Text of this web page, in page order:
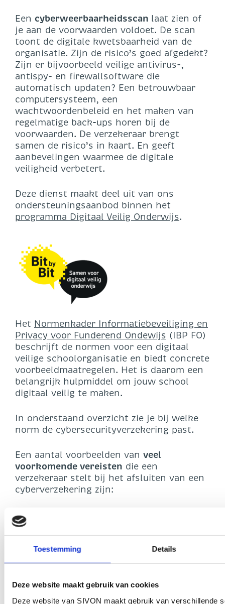
Toestemming Details
Deze website maakt gebruik van cookies
Deze website van SIVON maakt gebruik van verschillende
Een cyberweerbaarheidsscan laat zien of
je aan de voorwaarden voldoet. De scan
toont de digitale kwetsbaarheid van de
organisatie. Zijn de risico’s goed afgedekt?
Zijn er bijvoorbeeld veilige antivirus-,
antispy- en firewallsoftware die
automatisch updaten? Een betrouwbaar
computersysteem, een
wachtwoordenbeleid en het maken van
regelmatige back-ups horen bij de
voorwaarden. De verzekeraar brengt
samen de risico’s in kaart. En geeft
aanbevelingen waarmee de digitale
veiligheid verbetert.
Deze dienst maakt deel uit van ons
ondersteuningsaanbod binnen het
programma Digitaal Veilig Onderwijs.
Het Normenkader Informatiebeveiliging en
Privacy voor Funderend Ondewijs (IBP FO)
beschrijft de normen voor een digitaal
veilige schoolorganisatie en biedt concrete
voorbeeldmaatregelen. Het is daarom een
belangrijk hulpmiddel om jouw school
digitaal veilig te maken.
In onderstaand overzicht zie je bij welke
norm de cybersecurityverzekering past.
Een aantal voorbeelden van veel
voorkomende vereisten die een
verzekeraar stelt bij het afsluiten van een
cyberverzekering zijn:
toegang en web-based accounts
(norm 11.2);
regelmatig awareness trainingen
4.6);
aanwezigheid van een incident